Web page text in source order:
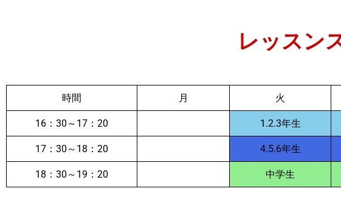
レッスン
時間 月 火
16：30～17：20 1.2.3年生
17：30～18：20 4.5.6年生
18：30～19：20 中学生